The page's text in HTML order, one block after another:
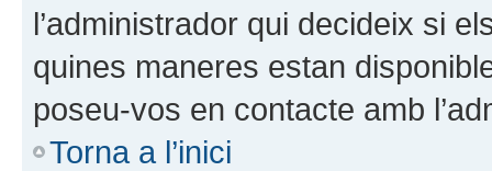
l’administrador qui decideix si
quines maneres estan
poseu-vos en contacte amb
Torna a l’inici